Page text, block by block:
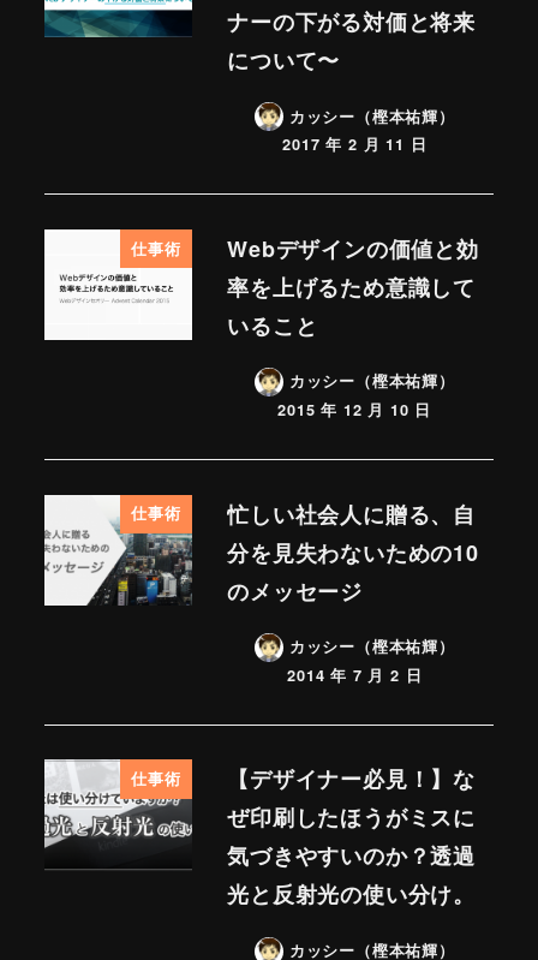
ナーの下がる対価と将来
について〜
カッシー（樫本祐輝）
2017 年 2 月 11 日
仕事術
Webデザインの価値と効
率を上げるため意識して
いること
カッシー（樫本祐輝）
2015 年 12 月 10 日
仕事術
忙しい社会人に贈る、自
分を見失わないための10
のメッセージ
カッシー（樫本祐輝）
2014 年 7 月 2 日
仕事術
【デザイナー必見！】な
ぜ印刷したほうがミスに
気づきやすいのか？透過
光と反射光の使い分け。
カッシー（樫本祐輝）